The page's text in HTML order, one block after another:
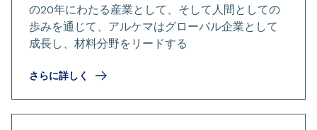
の20年にわたる産業として、そして人間としての
歩みを通じて、アルケマはグローバル企業として
成長し、材料分野をリードする
さらに詳しく